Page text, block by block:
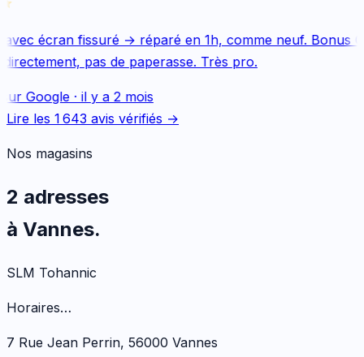
écran fissuré → réparé en 1h, comme neuf. Bonus
pas de paperasse. Très pro.
Google· il y a 2 mois
Lire les 1 643 avis vérifiés →
Nos magasins
2 adresses
à Vannes.
SLM Tohannic
Horaires…
7 Rue Jean Perrin, 56000 Vannes